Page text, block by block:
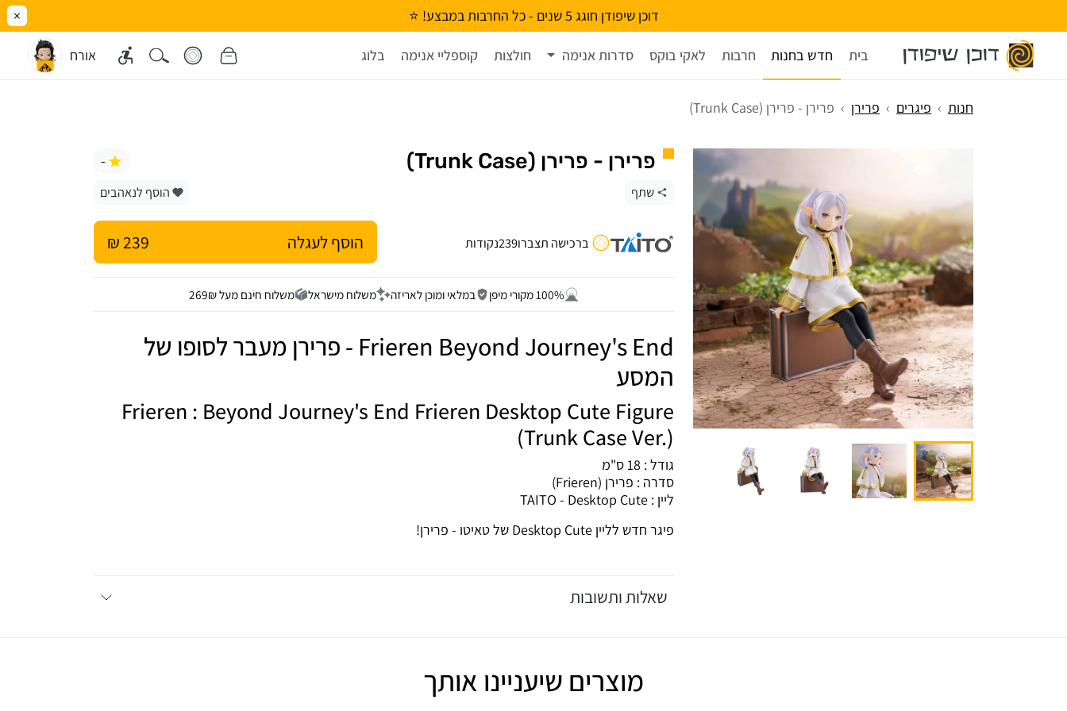
דוכן שיפודן חוגג 5 שנים - כל החרבות במבצע! ⭐ ×
בית חדש בחנות חרבות לאקי בוקס סדרות אנימה חולצות קוספליי אנימה בלוג אורח
חנות פיגרים פרירן פרירן - פרירן (Trunk Case)
פרירן - פרירן (Trunk Case) -
שתף הוסף לנאהבים
הוסף לעגלה 239 ₪ ברכישה תצברו239נקודות
100% מקורי מיפן במלאי ומוכן לאריזה משלוח מישראל משלוח חינם מעל 269₪
Frieren Beyond Journey's End - פרירן מעבר לסופו של
המסע
Frieren : Beyond Journey's End Frieren Desktop Cute Figure
(Trunk Case Ver.)
גודל : 18 ס"מ
סדרה : פרירן (Frieren)
ליין : TAITO - Desktop Cute
פיגר חדש לליין Desktop Cute של טאיטו - פרירן!
שאלות ותשובות
מוצרים שיעניינו אותך